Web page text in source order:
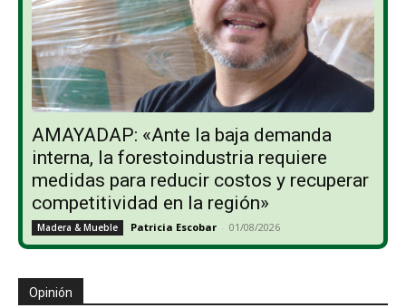
AMAYADAP: «Ante la baja demanda
interna, la forestoindustria requiere
medidas para reducir costos y recuperar
competitividad en la región»
Madera & Mueble Patricia Escobar - 01/08/2026
Opinión